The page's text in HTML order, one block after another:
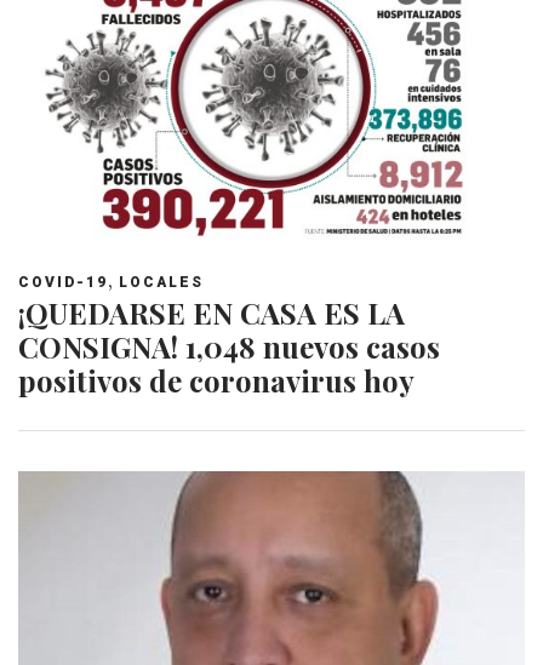
COVID-19 , LOCALES
¡QUEDARSE EN CASA ES LA
CONSIGNA! 1,048 nuevos casos
positivos de coronavirus hoy